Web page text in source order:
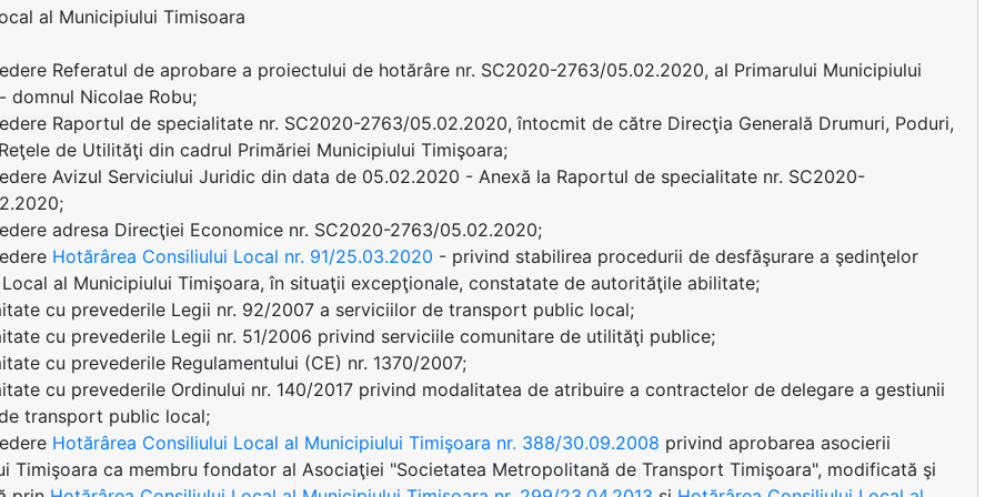
al Municipiului Timisoara
Referatul de aprobare a proiectului de hotărâre nr. SC2020-2763/05.02.2020, al Primarului Municipiului
domnul Nicolae Robu;
Raportul de specialitate nr. SC2020-2763/05.02.2020, întocmit de către Direcţia Generală Drumuri, Poduri,
de Utilităţi din cadrul Primăriei Municipiului Timişoara;
Avizul Serviciului Juridic din data de 05.02.2020 - Anexă la Raportul de specialitate nr. SC2020-
adresa Direcţiei Economice nr. SC2020-2763/05.02.2020;
Hotărârea Consiliului Local nr. 91/25.03.2020 - privind stabilirea procedurii de desfăşurare a şedinţelor
al Municipiului Timişoara, în situaţii excepţionale, constatate de autorităţile abilitate;
cu prevederile Legii nr. 92/2007 a serviciilor de transport public local;
cu prevederile Legii nr. 51/2006 privind serviciile comunitare de utilităţi publice;
cu prevederile Regulamentului (CE) nr. 1370/2007;
cu prevederile Ordinului nr. 140/2017 privind modalitatea de atribuire a contractelor de delegare a gestiunii
transport public local;
Hotărârea Consiliului Local al Municipiului Timişoara nr. 388/30.09.2008 privind aprobarea asocierii
Timişoara ca membru fondator al Asociaţiei "Societatea Metropolitană de Transport Timişoara", modificată şi